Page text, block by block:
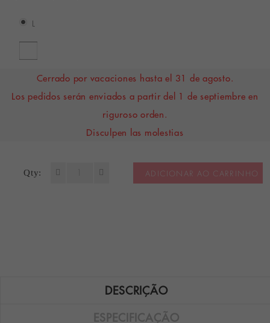
L
Cerrado por vacaciones hasta el 31 de agosto.
Los pedidos serán enviados a partir del 1 de septiembre en
riguroso orden.
Disculpen las molestias
Qty: ADICIONAR AO CARRINHO
DESCRIÇÃO
ESPECIFICAÇÃO